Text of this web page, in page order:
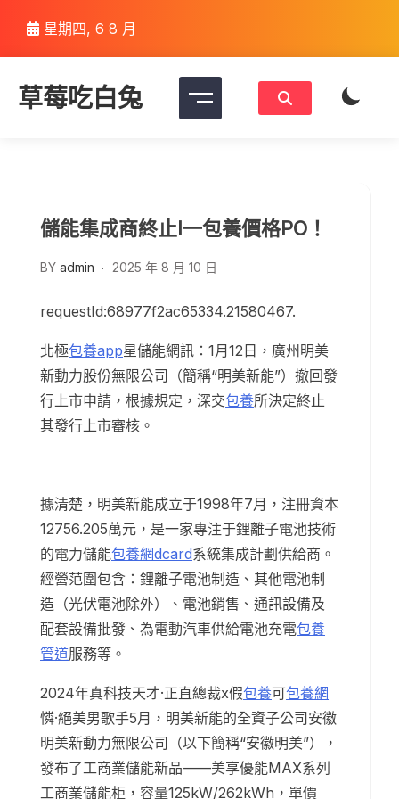
content
星期四, 6 8 月
草莓吃白兔
儲能集成商終止I一包養價格PO！
BY admin 2025 年 8 月 10 日
requestId:68977f2ac65334.21580467.
北極包養app星儲能網訊：1月12日，廣州明美
新動力股份無限公司（簡稱“明美新能”）撤回發
行上市申請，根據規定，深交包養所決定終止
其發行上市審核。
據清楚，明美新能成立于1998年7月，注冊資本
12756.205萬元，是一家專注于鋰離子電池技術
的電力儲能包養網dcard系統集成計劃供給商。
經營范圍包含：鋰離子電池制造、其他電池制
造（光伏電池除外）、電池銷售、通訊設備及
配套設備批發、為電動汽車供給電池充電包養
管道服務等。
2024年真科技天才·正直總裁x假包養可包養網
憐·絕美男歌手5月，明美新能的全資子公司安徽
明美新動力無限公司（以下簡稱“安徽明美”），
發布了工商業儲能新品——美享優能MAX系列
工商業儲能柜，容量125kW/262kWh，單價